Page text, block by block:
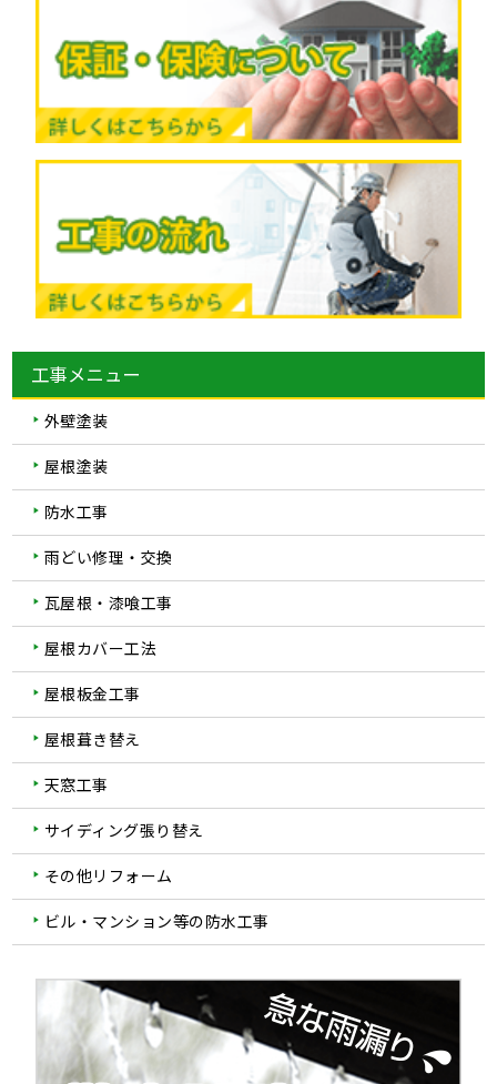
工事メニュー
外壁塗装
屋根塗装
防水工事
雨どい修理・交換
瓦屋根・漆喰工事
屋根カバー工法
屋根板金工事
屋根葺き替え
天窓工事
サイディング張り替え
その他リフォーム
ビル・マンション等の防水工事